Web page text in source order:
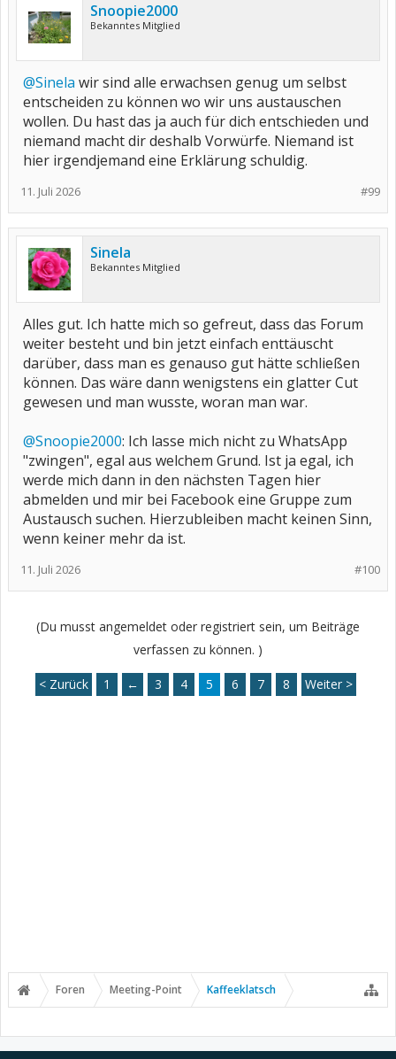
Snoopie2000
Bekanntes Mitglied
@Sinela wir sind alle erwachsen genug um selbst
entscheiden zu können wo wir uns austauschen
wollen. Du hast das ja auch für dich entschieden und
niemand macht dir deshalb Vorwürfe. Niemand ist
hier irgendjemand eine Erklärung schuldig.
#99
11. Juli 2026
Sinela
Bekanntes Mitglied
Alles gut. Ich hatte mich so gefreut, dass das Forum
weiter besteht und bin jetzt einfach enttäuscht
darüber, dass man es genauso gut hätte schließen
können. Das wäre dann wenigstens ein glatter Cut
gewesen und man wusste, woran man war.
@Snoopie2000: Ich lasse mich nicht zu WhatsApp
"zwingen", egal aus welchem Grund. Ist ja egal, ich
werde mich dann in den nächsten Tagen hier
abmelden und mir bei Facebook eine Gruppe zum
Austausch suchen. Hierzubleiben macht keinen Sinn,
wenn keiner mehr da ist.
#100
11. Juli 2026
(Du musst angemeldet oder registriert sein, um Beiträge
verfassen zu können. )
< Zurück 1 ← 3 4 5 6 7 8 Weiter >
Foren Meeting-Point Kaffeeklatsch